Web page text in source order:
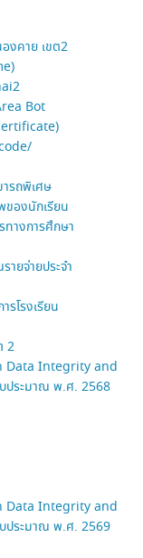
งคาย เขต2
Bot
รถพิเศษ
ของนักเรียน
ทางการศึกษา
ายจ่ายประจำ
โรงเรียน
2
Data Integrity and
ประมาณ พ.ศ. 2568
Data Integrity and
ประมาณ พ.ศ. 2569